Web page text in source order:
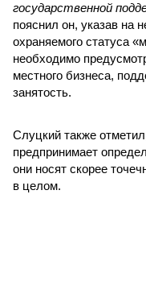
государственной
пояснил он, указав на
охраняемого статуса
необходимо
местного бизнеса,
занятость.
Слуцкий также
предпринимает
они носят скорее
в целом.